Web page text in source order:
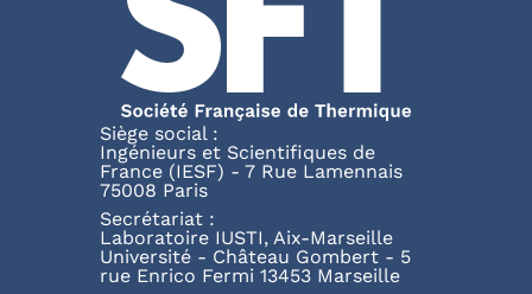
Siège social :
Ingénieurs et Scientifiques de
France (IESF) - 7 Rue Lamennais
75008 Paris
Secrétariat :
Laboratoire IUSTI, Aix-Marseille
Université - Château Gombert - 5
rue Enrico Fermi 13453 Marseille